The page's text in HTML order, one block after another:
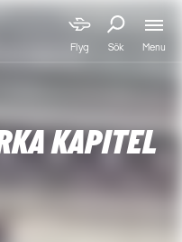
Flyg Sök Menu
KAPITEL